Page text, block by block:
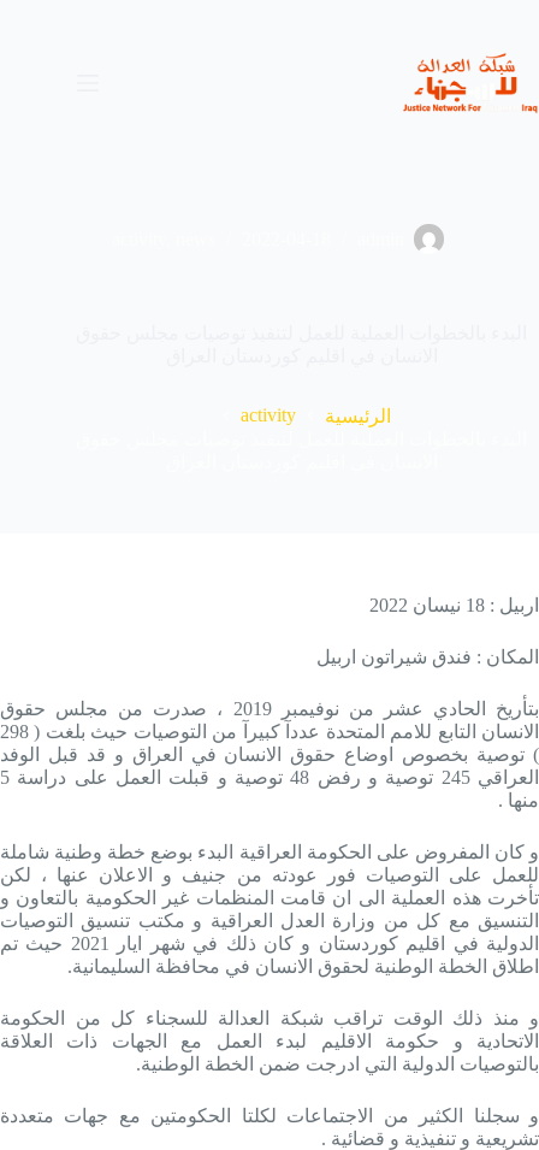
المحتوى
الرئيسية
activity
اربيل : 18 نيسان 2022
المكان : فندق شيراتون اربيل
بتأريخ الحادي عشر من نوفيمبر 2019 ، صدرت من مجلس حقوق
الانسان التابع للامم المتحدة عددآ كبيرآ من التوصيات حيث بلغت ( 298
) توصية بخصوص اوضاع حقوق الانسان في العراق و قد قبل الوفد
العراقي 245 توصية و رفض 48 توصية و قبلت العمل على دراسة 5
منها .
و كان المفروض على الحكومة العراقية البدء بوضع خطة وطنية شاملة
للعمل على التوصيات فور عودته من جنيف و الاعلان عنها ، لكن
تأخرت هذه العملية الى ان قامت المنظمات غير الحكومية بالتعاون و
التنسيق مع كل من وزارة العدل العراقية و مكتب تنسيق التوصيات
الدولية في اقليم كوردستان و كان ذلك في شهر ايار 2021 حيث تم
اطلاق الخطة الوطنية لحقوق الانسان في محافظة السليمانية.
و منذ ذلك الوقت تراقب شبكة العدالة للسجناء كل من الحكومة
الاتحادية و حكومة الاقليم لبدء العمل مع الجهات ذات العلاقة
بالتوصيات الدولية التي ادرجت ضمن الخطة الوطنية.
و سجلنا الكثير من الاجتماعات لكلتا الحكومتين مع جهات متعددة
تشريعية و تنفيذية و قضائية .